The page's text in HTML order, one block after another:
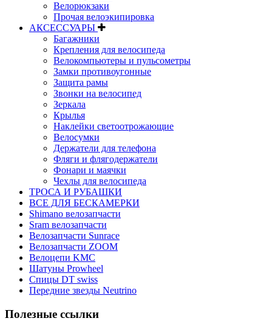
Велорюкзаки
Прочая велоэкипировка
АКСЕССУАРЫ
Багажники
Крепления для велосипеда
Велокомпьютеры и пульсометры
Замки противоугонные
Защита рамы
Звонки на велосипед
Зеркала
Крылья
Наклейки светоотрожающие
Велосумки
Держатели для телефона
Фляги и флягодержатели
Фонари и маячки
Чехлы для велосипеда
ТРОСА И РУБАШКИ
ВСЕ ДЛЯ БЕСКАМЕРКИ
Shimano велозапчасти
Sram велозапчасти
Велозапчасти Sunrace
Велозапчасти ZOOM
Велоцепи KMC
Шатуны Prowheel
Спицы DT swiss
Передние звезды Neutrino
Полезные ссылки